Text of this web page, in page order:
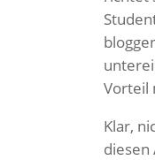
Vorteil
Klar,
diesen